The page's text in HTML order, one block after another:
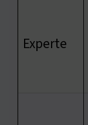
Experte